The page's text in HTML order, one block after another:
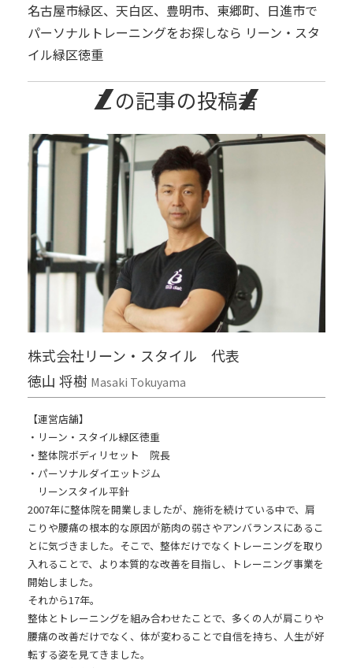
名古屋市緑区、天白区、豊明市、東郷町、日進市で
パーソナルトレーニングをお探しなら リーン・スタ
イル緑区徳重
この記事の投稿者
株式会社リーン・スタイル 代表
徳山 将樹 Masaki Tokuyama
【運営店舗】
・リーン・スタイル緑区徳重
・整体院ボディリセット 院長
・パーソナルダイエットジム
リーンスタイル平針
2007年に整体院を開業しましたが、施術を続けている中で、肩
こりや腰痛の根本的な原因が筋肉の弱さやアンバランスにあるこ
とに気づきました。そこで、整体だけでなくトレーニングを取り
入れることで、より本質的な改善を目指し、トレーニング事業を
開始しました。
それから17年。
整体とトレーニングを組み合わせたことで、多くの人が肩こりや
腰痛の改善だけでなく、体が変わることで自信を持ち、人生が好
転する姿を見てきました。